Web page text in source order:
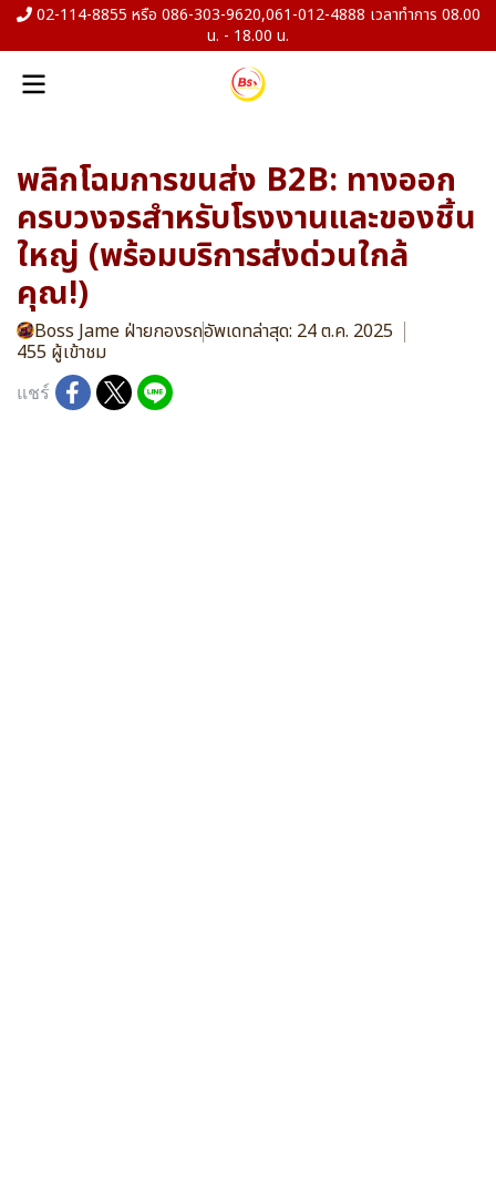
02-114-8855 หรือ 086-303-9620,061-012-4888 เวลาทำการ 08.00
น. - 18.00 น.
พลิกโฉมการขนส่ง B2B: ทางออก
ครบวงจรสำหรับโรงงานและของชิ้น
ใหญ่ (พร้อมบริการส่งด่วนใกล้
คุณ!)
Boss Jame ฝ่ายกองรถอัพเดทล่าสุด: 24 ต.ค. 2025
455 ผู้เข้าชม
แชร์